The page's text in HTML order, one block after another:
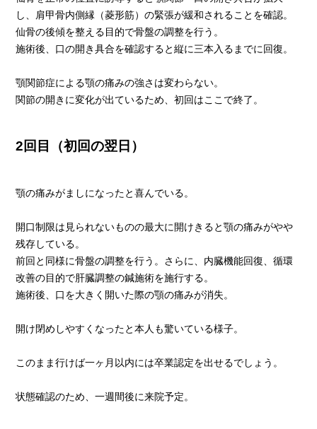
し、肩甲骨内側縁（菱形筋）の緊張が緩和されることを確認。
仙骨の後傾を整える目的で骨盤の調整を行う。
施術後、口の開き具合を確認すると縦に三本入るまでに回復。
顎関節症による顎の痛みの強さは変わらない。
関節の開きに変化が出ているため、初回はここで終了。
2回目（初回の翌日）
顎の痛みがましになったと喜んでいる。
開口制限は見られないものの最大に開けきると顎の痛みがやや
残存している。
前回と同様に骨盤の調整を行う。さらに、内臓機能回復、循環
改善の目的で肝臓調整の鍼施術を施行する。
施術後、口を大きく開いた際の顎の痛みが消失。
開け閉めしやすくなったと本人も驚いている様子。
このまま行けば一ヶ月以内には卒業認定を出せるでしょう。
状態確認のため、一週間後に来院予定。